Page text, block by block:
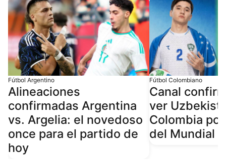
Fútbol Argentino
Alineaciones
confirmadas Argentina
vs. Argelia: el novedoso
once para el partido de
hoy
Fútbol Colombiano
Canal
ver
Colombia
del Mundial